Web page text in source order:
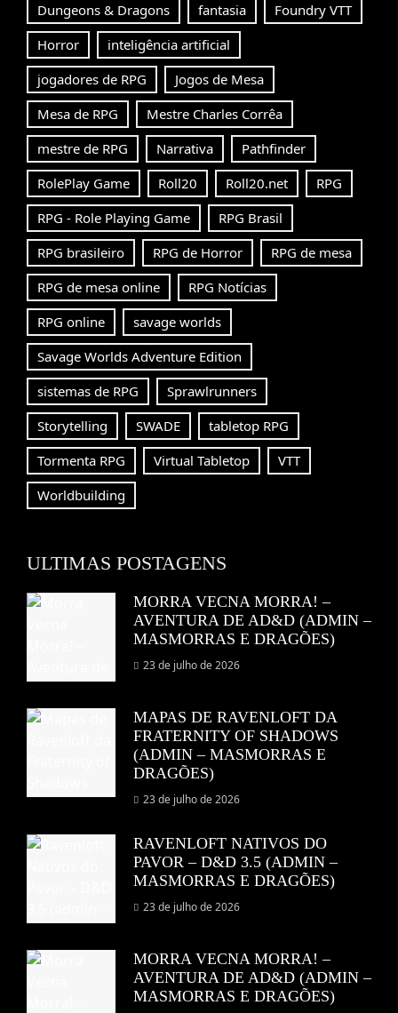
Dungeons & Dragons
fantasia
Foundry VTT
Horror
inteligência artificial
jogadores de RPG
Jogos de Mesa
Mesa de RPG
Mestre Charles Corrêa
mestre de RPG
Narrativa
Pathfinder
RolePlay Game
Roll20 Roll20.net
RPG
RPG - Role Playing Game
RPG Brasil
RPG brasileiro
RPG de Horror
RPG de mesa
RPG de mesa online
RPG Notícias
RPG online
savage worlds
Savage Worlds Adventure Edition
sistemas de RPG
Sprawlrunners
Storytelling
SWADE
tabletop RPG
Tormenta RPG
Virtual Tabletop
VTT
Worldbuilding
ULTIMAS POSTAGENS
MORRA VECNA MORRA! –
AVENTURA DE AD&D (ADMIN –
MASMORRAS E DRAGÕES)
23 de julho de 2026
MAPAS DE RAVENLOFT DA
FRATERNITY OF SHADOWS
(ADMIN – MASMORRAS E
DRAGÕES)
23 de julho de 2026
RAVENLOFT NATIVOS DO
PAVOR – D&D 3.5 (ADMIN –
MASMORRAS E DRAGÕES)
23 de julho de 2026
MORRA VECNA MORRA! –
AVENTURA DE AD&D (ADMIN –
MASMORRAS E DRAGÕES)